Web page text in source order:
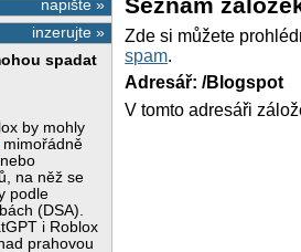
napište »
inzerujte »
spadat
by mohly
mimořádně
na něž se
podle
(DSA).
i Roblox
prahovou
Seznam
Zde si můžete
spam.
Adresář: /Blogspot
V tomto adresáři